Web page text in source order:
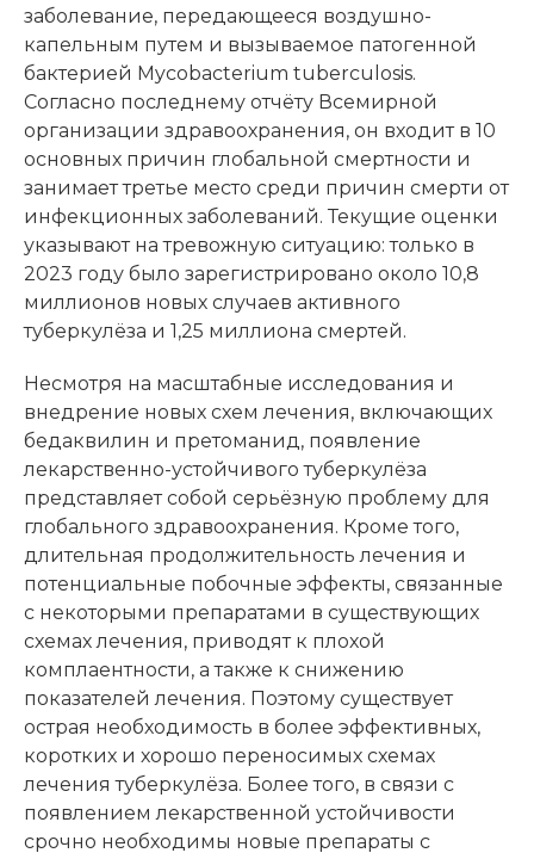
заболевание, передающееся воздушно-
капельным путем и вызываемое патогенной
бактерией Mycobacterium tuberculosis.
Согласно последнему отчёту Всемирной
организации здравоохранения, он входит в 10
основных причин глобальной смертности и
занимает третье место среди причин смерти от
инфекционных заболеваний. Текущие оценки
указывают на тревожную ситуацию: только в
2023 году было зарегистрировано около 10,8
миллионов новых случаев активного
туберкулёза и 1,25 миллиона смертей.
Несмотря на масштабные исследования и
внедрение новых схем лечения, включающих
бедаквилин и претоманид, появление
лекарственно-устойчивого туберкулёза
представляет собой серьёзную проблему для
глобального здравоохранения. Кроме того,
длительная продолжительность лечения и
потенциальные побочные эффекты, связанные
с некоторыми препаратами в существующих
схемах лечения, приводят к плохой
комплаентности, а также к снижению
показателей лечения. Поэтому существует
острая необходимость в более эффективных,
коротких и хорошо переносимых схемах
лечения туберкулёза. Более того, в связи с
появлением лекарственной устойчивости
срочно необходимы новые препараты с